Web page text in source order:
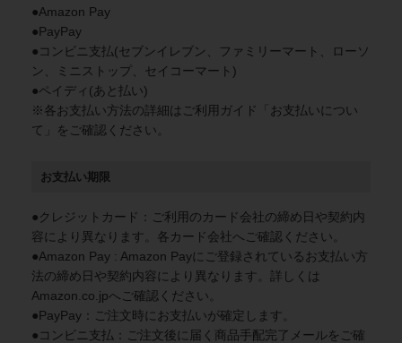
●Amazon Pay
●PayPay
●コンビニ支払(セブンイレブン、ファミリーマート、ローソ
ン、ミニストップ、セイコーマート)
●ペイディ(あと払い)
※各お支払い方法の詳細は ご利用ガイド
「お支払いについ
て」をご確認ください。
お支払い期限
●クレジットカード：ご利用のカード会社の締め日や契約内
容により異なります。各カード会社へご確認ください。
●Amazon Pay : Amazon Payにご登録されているお支払い方
法の締め日や契約内容により異なります。詳しくは
Amazon.co.jpへご確認ください。
●PayPay：ご注文時にお支払いが確定します。
●コンビニ支払：ご注文後に届く商品手配完了メールをご確